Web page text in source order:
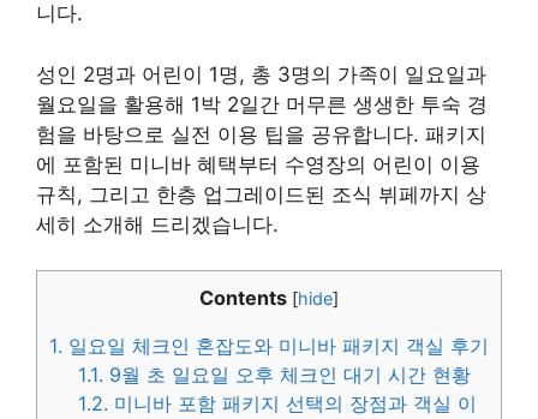
니다.
성인 2명과 어린이 1명, 총 3명의 가족이 일요일과
월요일을 활용해 1박 2일간 머무른 생생한 투숙 경
험을 바탕으로 실전 이용 팁을 공유합니다. 패키지
에 포함된 미니바 혜택부터 수영장의 어린이 이용
규칙, 그리고 한층 업그레이드된 조식 뷔페까지 상
세히 소개해 드리겠습니다.
Contents [hide]
1. 일요일 체크인 혼잡도와 미니바 패키지 객실 후기
1.1. 9월 초 일요일 오후 체크인 대기 시간 현황
1.2. 미니바 포함 패키지 선택의 장점과 객실 이